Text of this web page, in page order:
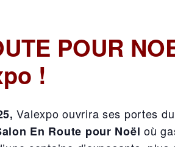
POUR
!
,Valexpo ouvrira ses portes
En Route pour Noël où